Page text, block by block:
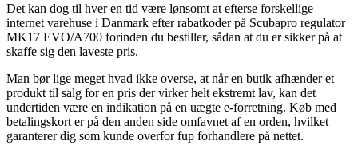
Det kan dog til hver en tid være lønsomt at efterse forskellige
internet varehuse i Danmark efter rabatkoder på Scubapro regulator
MK17 EVO/A700 forinden du bestiller, sådan at du er sikker på at
skaffe sig den laveste pris.
Man bør lige meget hvad ikke overse, at når en butik afhænder et
produkt til salg for en pris der virker helt ekstremt lav, kan det
undertiden være en indikation på en uægte e-forretning. Køb med
betalingskort er på den anden side omfavnet af en orden, hvilket
garanterer dig som kunde overfor fup forhandlere på nettet.